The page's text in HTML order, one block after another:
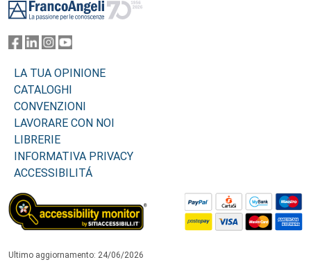
LA TUA OPINIONE
CATALOGHI
CONVENZIONI
LAVORARE CON NOI
LIBRERIE
INFORMATIVA PRIVACY
ACCESSIBILITÁ
Ultimo aggiornamento: 24/06/2026